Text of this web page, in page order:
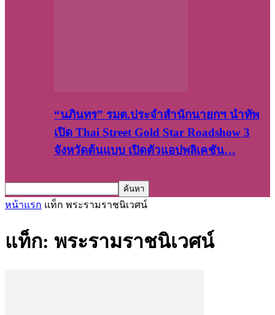
“นภินทร” รมต.ประจำสำนักนายกฯ นำทัพ
เปิด Thai Street Gold Star Roadshow 3
จังหวัดต้นแบบ เปิดตัวแอปพลิเคชัน…
หน้าแรก แท็ก พระรามราชนิเวศน์
แท็ก: พระรามราชนิเวศน์